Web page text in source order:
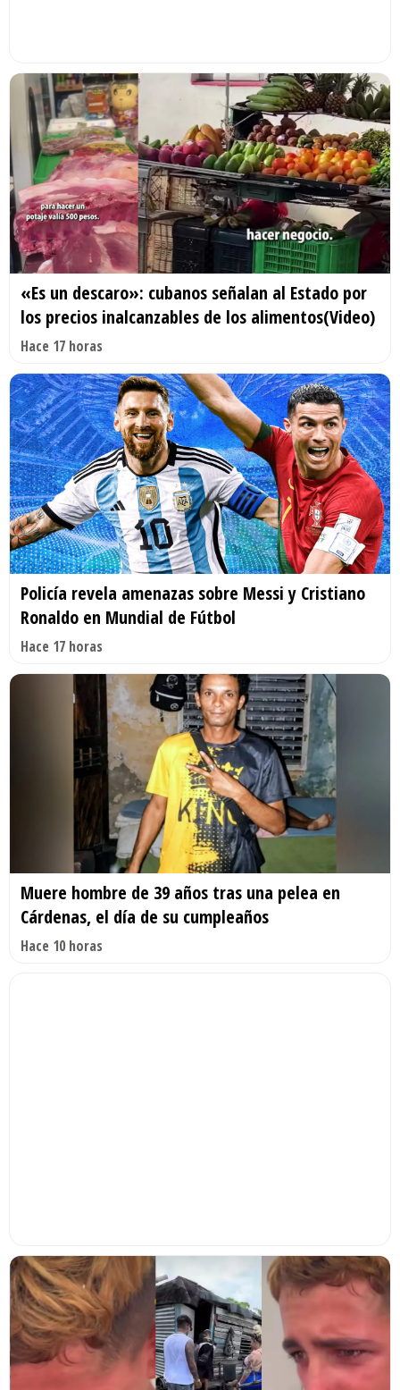
«Es un descaro»: cubanos señalan al Estado por
los precios inalcanzables de los alimentos(Video)
Hace 17 horas
Policía revela amenazas sobre Messi y Cristiano
Ronaldo en Mundial de Fútbol
Hace 17 horas
Muere hombre de 39 años tras una pelea en
Cárdenas, el día de su cumpleaños
Hace 10 horas